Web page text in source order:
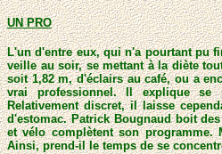
UN PRO
L'un d'entre eux, qui n'a pourtant pu
veille au soir, se mettant à la diète
soit 1,82 m, d'éclairs au café, ou a
vrai professionnel. Il explique se
Relativement discret, il laisse
d'estomac. Patrick Bougnaud boit
et vélo complètent son
Ainsi, prend-il le temps de se